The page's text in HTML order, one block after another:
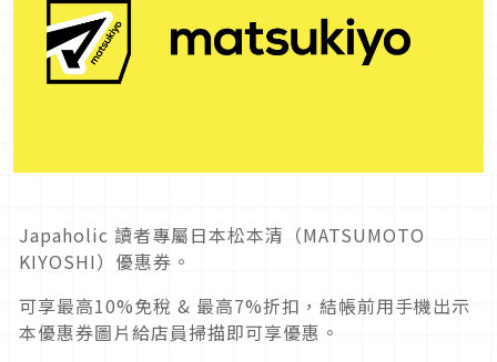
Japaholic 讀者專屬日本松本清（MATSUMOTO
KIYOSHI）優惠券。
可享最高10%免稅 & 最高7%折扣，結帳前用手機出示
本優惠券圖片給店員掃描即可享優惠。